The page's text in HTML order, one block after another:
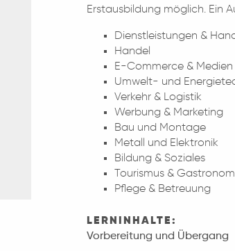
Erstausbildung möglich. Ein
Dienstleistungen &
Handel
E-Commerce & Medien
Umwelt- und
Verkehr & Logistik
Werbung & Marketing
Bau und Montage
Metall und Elektronik
Bildung & Soziales
Tourismus &
Pflege & Betreuung
LERNINHALTE:
Vorbereitung und Übergang